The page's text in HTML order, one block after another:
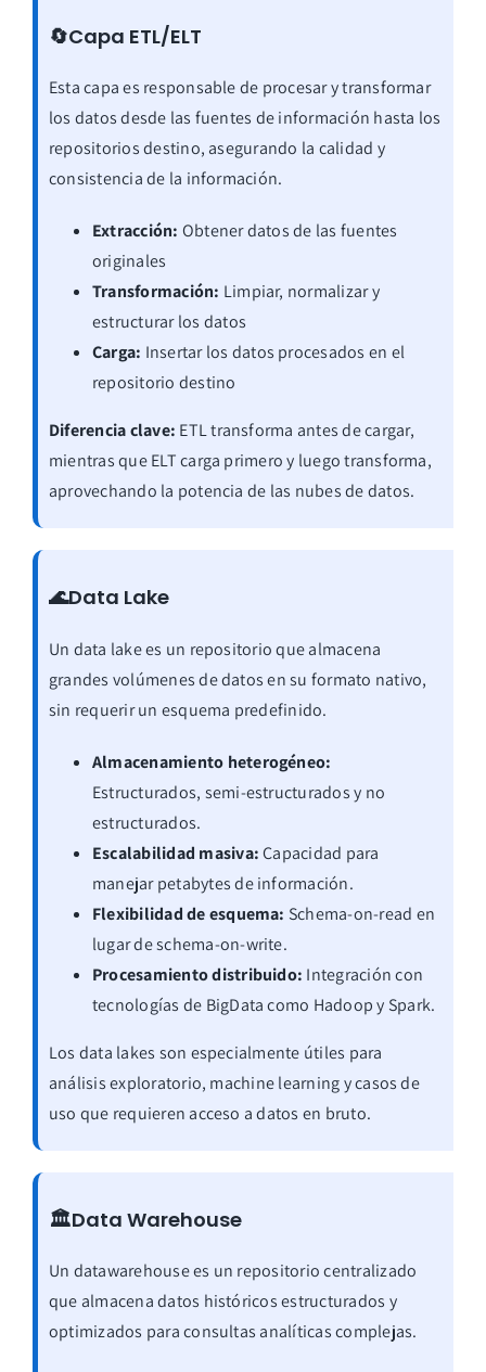
🔄Capa ETL/ELT
Esta capa es responsable de procesar y transformar
los datos desde las fuentes de información hasta los
repositorios destino, asegurando la calidad y
consistencia de la información.
Extracción: Obtener datos de las fuentes
originales
Transformación: Limpiar, normalizar y
estructurar los datos
Carga: Insertar los datos procesados en el
repositorio destino
Diferencia clave: ETL transforma antes de cargar,
mientras que ELT carga primero y luego transforma,
aprovechando la potencia de las nubes de datos.
🌊Data Lake
Un data lake es un repositorio que almacena
grandes volúmenes de datos en su formato nativo,
sin requerir un esquema predefinido.
Almacenamiento heterogéneo:
Estructurados, semi-estructurados y no
estructurados.
Escalabilidad masiva:Capacidad para
manejar petabytes de información.
Flexibilidad de esquema: Schema-on-read en
lugar de schema-on-write.
Procesamiento distribuido: Integración con
tecnologías de BigData como Hadoop y Spark.
Los data lakes son especialmente útiles para
análisis exploratorio, machine learning y casos de
uso que requieren acceso a datos en bruto.
🏛️Data Warehouse
Un datawarehouse es un repositorio centralizado
que almacena datos históricos estructurados y
optimizados para consultas analíticas complejas.